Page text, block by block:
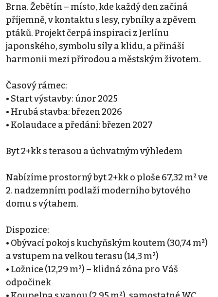
Brna. Žebětín – místo, kde každý den začíná
příjemně, v kontaktu s lesy, rybníky a zpěvem
ptáků. Projekt čerpá inspiraci z Jerlínu
japonského, symbolu síly a klidu, a přináší
harmonii mezi přírodou a městským životem.
Časový rámec:
• Start výstavby: únor 2025
• Hrubá stavba: březen 2026
• Kolaudace a předání: březen 2027
Byt 2+kk s terasou a úchvatným výhledem
Nabízíme prostorný byt 2+kk o ploše 67,32 m² ve
2. nadzemním podlaží moderního bytového
domu s výtahem.
Dispozice:
• Obývací pokoj s kuchyňským koutem (30,74 m²)
a vstupem na velkou terasu (14,3 m²)
• Ložnice (12,29 m²) – klidná zóna pro Váš
odpočinek